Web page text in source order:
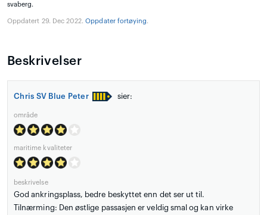
svaberg.
Oppdatert 29. Dec 2022.Oppdater fortøying.
Beskrivelser
Chris SV Blue Peter sier:
område
maritime kvaliteter
beskrivelse
God ankringsplass, bedre beskyttet enn det ser ut til.
Tilnærming: Den østlige passasjen er veldig smal og kan virke